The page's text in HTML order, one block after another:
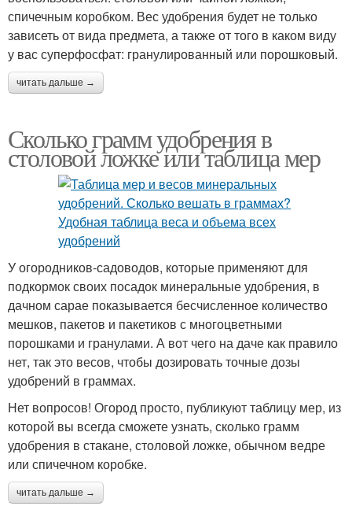
спичечным коробком. Вес удобрения будет не только
зависеть от вида предмета, а также от того в каком виду
у вас суперфосфат: гранулированный или порошковый.
читать дальше →
Сколько грамм удобрения в
столовой ложке или таблица мер
У огородников-садоводов, которые применяют для
подкормок своих посадок минеральные удобрения, в
дачном сарае показывается бесчисленное количество
мешков, пакетов и пакетиков с многоцветными
порошками и гранулами. А вот чего на даче как правило
нет, так это весов, чтобы дозировать точные дозы
удобрений в граммах.
Нет вопросов! Огород просто, публикуют таблицу мер, из
которой вы всегда сможете узнать, сколько грамм
удобрения в стакане, столовой ложке, обычном ведре
или спичечном коробке.
читать дальше →